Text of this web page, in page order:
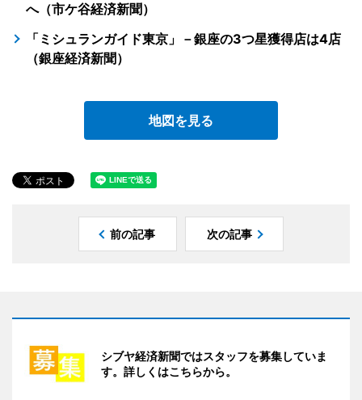
へ（市ケ谷経済新聞）
「ミシュランガイド東京」－銀座の3つ星獲得店は4店
（銀座経済新聞）
地図を見る
前の記事 次の記事
シブヤ経済新聞ではスタッフを募集していま
す。詳しくはこちらから。